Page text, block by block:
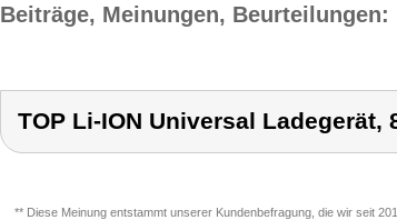
Beiträge, Meinungen, Beurteilungen:
TOP Li-ION Universal Ladegerät,
** Diese Meinung entstammt unserer Kundenbefragung, die wir seit